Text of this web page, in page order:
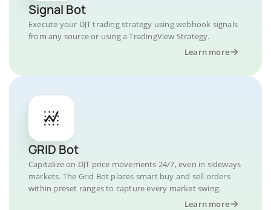
Signal Bot
Execute your DJT trading strategy using webhook signals
from any source or using a TradingView Strategy.
Learn more
GRID Bot
Capitalize on DJT price movements 24/7, even in sideways
markets. The Grid Bot places smart buy and sell orders
within preset ranges to capture every market swing.
Learn more